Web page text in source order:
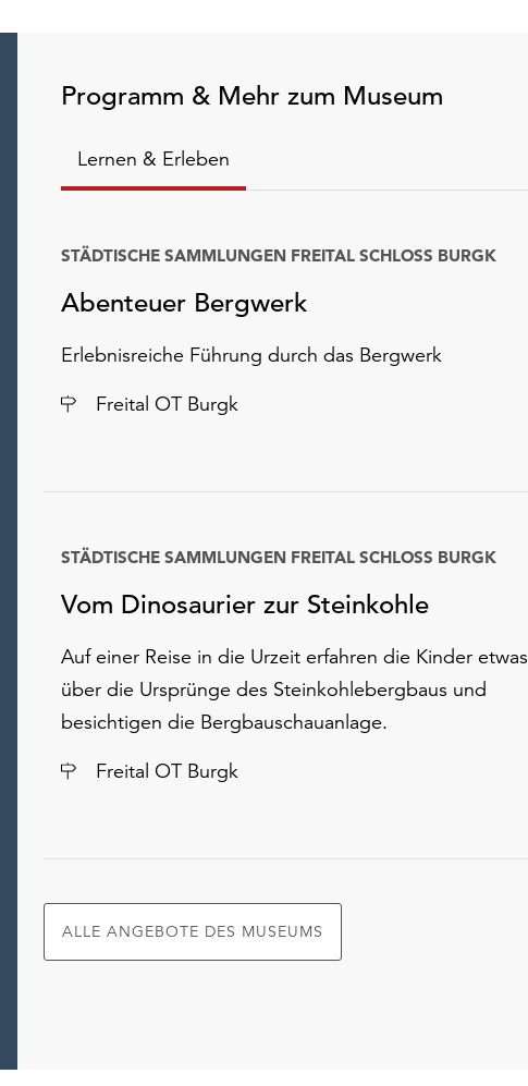
Programm & Mehr zum Museum
Lernen & Erleben
Abenteuer Bergwerk
STÄDTISCHE SAMMLUNGEN FREITAL SCHLOSS BURGK
Erlebnisreiche Führung durch das Bergwerk
Ort
Freital OT Burgk
Vom Dinosaurier zur Steinkohle
STÄDTISCHE SAMMLUNGEN FREITAL SCHLOSS BURGK
Auf einer Reise in die Urzeit erfahren die Kinder etwas
über die Ursprünge des Steinkohlebergbaus und
besichtigen die Bergbauschauanlage.
Ort
Freital OT Burgk
ALLE ANGEBOTE DES MUSEUMS